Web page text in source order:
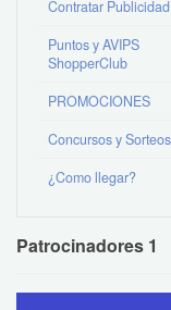
Contratar Publicidad
Puntos y AVIPS
ShopperClub
PROMOCIONES
Concursos y Sorteos
¿Como llegar?
Patrocinadores 1